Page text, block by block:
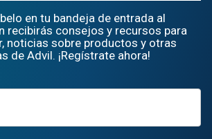
en tu bandeja de entrada al
recibirás consejos y recursos para
noticias sobre productos y otras
de Advil. ¡Regístrate ahora!